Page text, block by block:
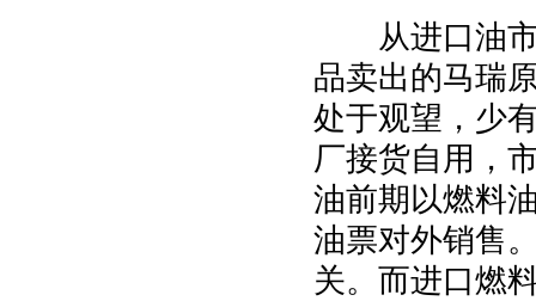
从进口油市
品卖出的马瑞
处于观望，少
厂接货自用，
油前期以燃料
油票对外销售
关。而进口燃